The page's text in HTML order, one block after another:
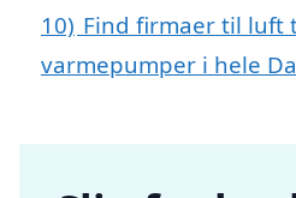
10) Find firmaer til luft
varmepumper i hele